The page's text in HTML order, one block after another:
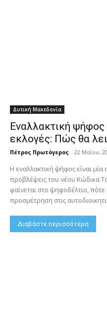
Δυτική Μακεδονία
Εναλλακτική ψήφος
εκλογές: Πώς θα
Πέτρος Πρωτόγερος - 22 Μαΐου,
Η εναλλακτική ψήφος είναι
προβλέψεις του νέου Κώδικα
φαίνεται στο ψηφοδέλτιο, πότε
προσμέτρηση στις
Διαβάστε περισσότερα